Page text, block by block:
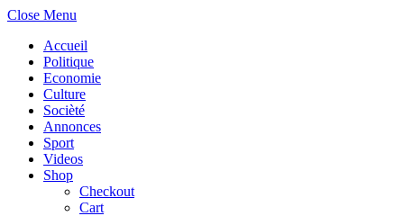
Close Menu
Accueil
Politique
Economie
Culture
Socièté
Annonces
Sport
Videos
Shop
Checkout
Cart